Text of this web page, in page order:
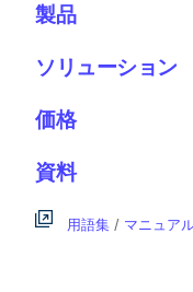
製品
ソリューション
価格
資料
用語集 / マニュア